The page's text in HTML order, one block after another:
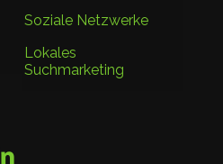
Soziale Netzwerke
Lokales
Suchmarketing